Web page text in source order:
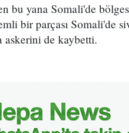
bu yana Somali'de
bir parçası Somali'de
askerini de kaybetti.